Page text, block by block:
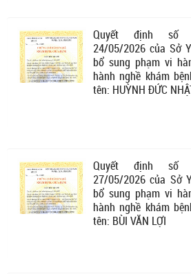
Quyết định số
24/05/2026 của Sở
bổ sung phạm vi
hành nghề khám
tên: HUỲNH ĐỨC
Quyết định số
27/05/2026 của Sở
bổ sung phạm vi
hành nghề khám
tên: BÙI VĂN LỢI